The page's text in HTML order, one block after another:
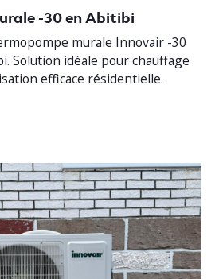
-30 en Abitibi
murale Innovair -30
Solution idéale pour chauffage
efficace résidentielle.